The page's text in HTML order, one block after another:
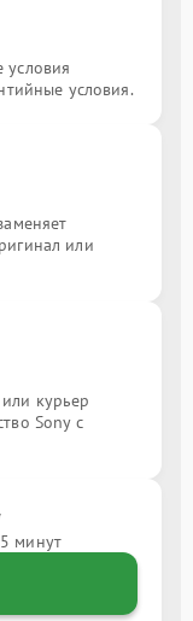
условия
условия.
или
курьер
Sony с
минут